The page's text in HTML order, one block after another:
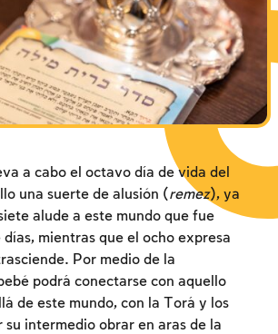
destrucción del Templo
destrucción del Templo
a cabo el octavo día de vida del
una suerte de alusión (remez), ya
alude a este mundo que fue
mientras que el ocho expresa
Por medio de la
podrá conectarse con aquello
de este mundo, con la Torá y los
su intermedio obrar en aras de la
destrucción del Templo